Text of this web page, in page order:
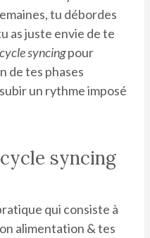
tu débordes
as juste envie de te
cycle syncingpour
de tes phases
un rythme imposé
syncing
qui consiste à
alimentation & tes